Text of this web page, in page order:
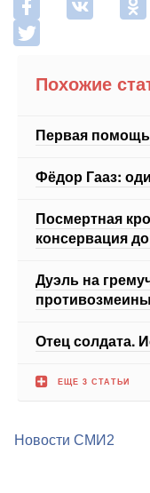
Похожие
Первая
Фёдор Гааз:
Посмертная
консервация
Дуэль на
Отец солдата.
ЕЩЕ 3 СТАТЬИ
Новости СМИ2